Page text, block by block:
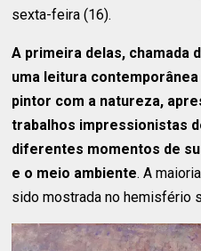
sexta-feira (16).
A primeira delas, chamada
uma leitura
pintor com a natureza,
trabalhos impressionistas
diferentes momentos de
e o meio ambiente. A
sido mostrada no hemisfério